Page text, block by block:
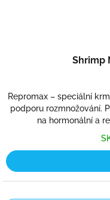
Shrimp
Repromax – speciální
podporu rozmnožování.
na hormonální a